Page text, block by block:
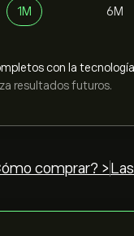
1M 6M
con la
resultados futuros.
comprar? >